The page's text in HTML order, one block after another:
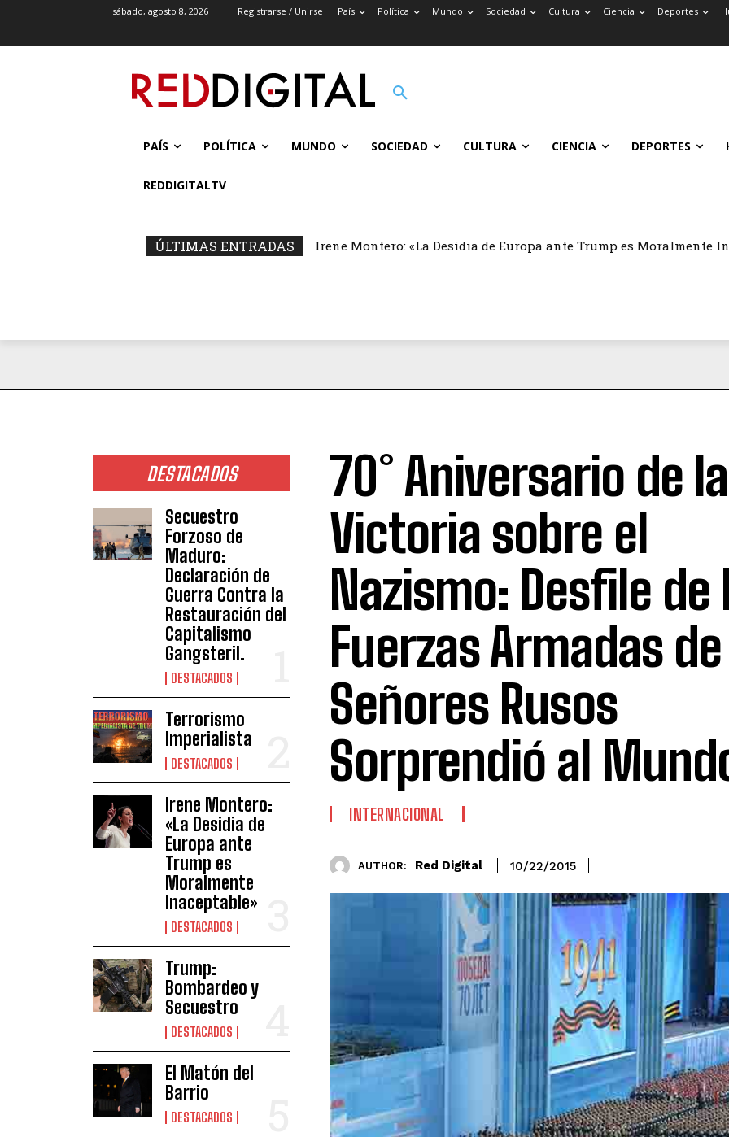
sábado, agosto 8, 2026 Registrarse / Unirse País Política Mundo Sociedad Cultura Ciencia Deportes
PAÍS POLÍTICA MUNDO SOCIEDAD CULTURA CIENCIA DEPORTES
REDDIGITALTV
ÚLTIMAS ENTRADAS Irene Montero: «La Desidia de Europa ante Trump es Moralmente
DESTACADOS
Secuestro
Forzoso de
Maduro:
Declaración de
Guerra Contra la
Restauración del
Capitalismo
Gangsteril.
DESTACADOS
Terrorismo
Imperialista
DESTACADOS
Irene Montero:
«La Desidia de
Europa ante
Trump es
Moralmente
Inaceptable»
DESTACADOS
Trump:
Bombardeo y
Secuestro
DESTACADOS
El Matón del
Barrio
DESTACADOS
70° Aniversario de la
Victoria sobre el
Nazismo: Desfile de
Fuerzas Armadas
Señores Rusos
Sorprendió al
INTERNACIONAL
AUTHOR: Red Digital 10/22/2015